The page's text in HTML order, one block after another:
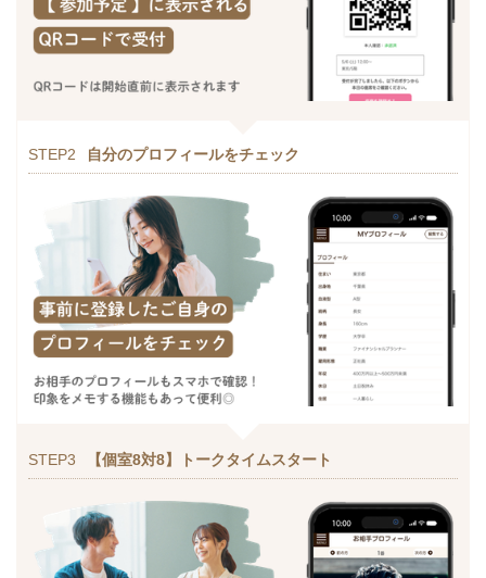
STEP2 自分のプロフィールをチェック
STEP3 【個室8対8】トークタイムスタート